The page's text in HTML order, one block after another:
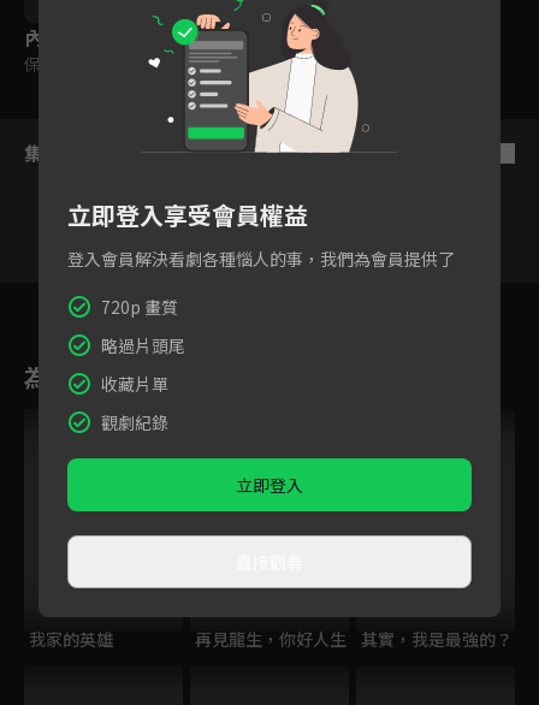
內容標籤
保護級
集數列表
7 8
為您推薦
我家的英雄 再見龍生，你好人生 其實，我是最強的？
立即登入享受會員權益
登入會員解決看劇各種惱人的事，我們為會員提供了
720p 畫質
略過片頭尾
收藏片單
觀劇紀錄
立即登入